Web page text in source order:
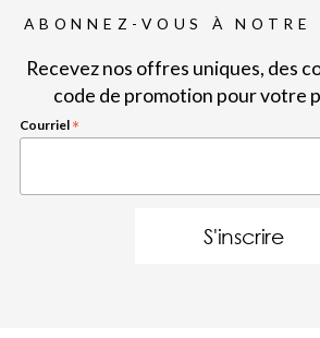
ABONNEZ-VOUS À NOTRE
Recevez nos offres uniques, des
code de promotion pour votre
Courriel *